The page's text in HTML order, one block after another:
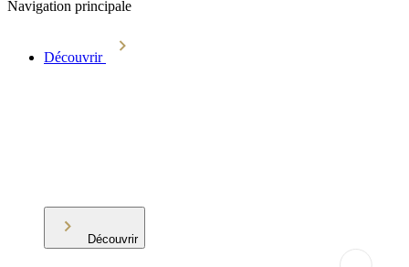
Navigation principale
Découvrir
Découvrir